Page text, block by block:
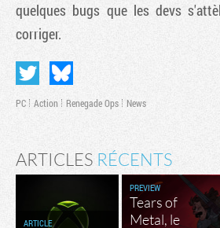
quelques bugs que les devs
corriger.
PC Action Renegade Ops News
ARTICLES RÉCENTS
ARTICLE
PREVIEW
Tears of
Metal, le